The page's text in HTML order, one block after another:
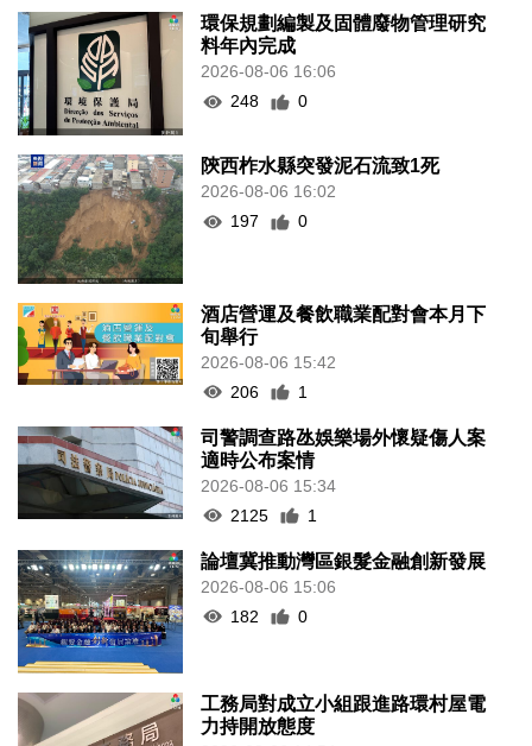
環保規劃編製及固體廢物管理研究
料年內完成
2026-08-06 16:06
248
0
陝西柞水縣突發泥石流致1死
2026-08-06 16:02
197
0
酒店營運及餐飲職業配對會本月下
旬舉行
2026-08-06 15:42
206
1
司警調查路氹娛樂場外懷疑傷人案
適時公布案情
2026-08-06 15:34
2125
1
論壇冀推動灣區銀髮金融創新發展
2026-08-06 15:06
182
0
工務局對成立小組跟進路環村屋電
力持開放態度